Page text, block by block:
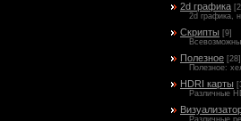
2d графика
2d графика,
Скрипты [9]
Полезное [28]
Полезное:
HDRI карты
Различные
Различные